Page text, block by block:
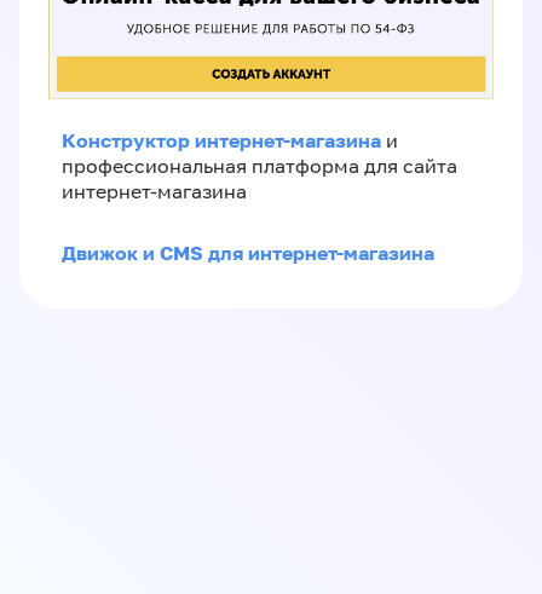
Конструктор интернет-магазина и
профессиональная платформа для сайта
интернет-магазина
Движок и CMS для интернет-магазина